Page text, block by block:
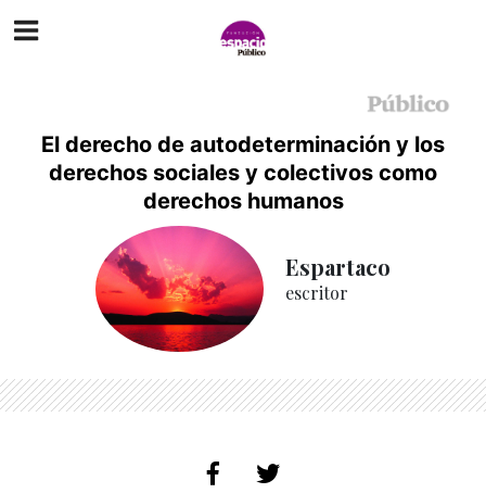
El derecho de autodeterminación y los
derechos sociales y colectivos como
derechos humanos
Espartaco
escritor